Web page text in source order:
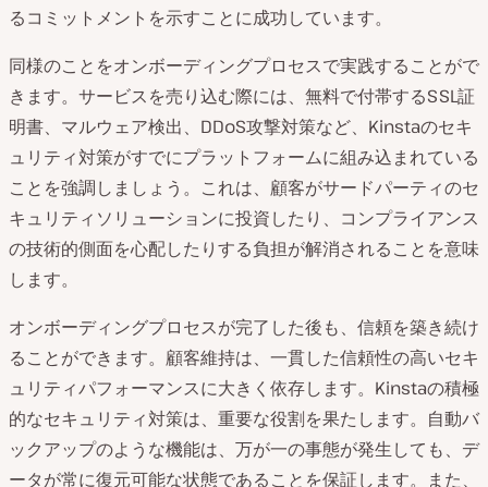
るコミットメントを示すことに成功しています。
同様のことをオンボーディングプロセスで実践することがで
きます。サービスを売り込む際には、無料で付帯するSSL証
明書、マルウェア検出、DDoS攻撃対策など、Kinstaのセキ
ュリティ対策がすでにプラットフォームに組み込まれている
ことを強調しましょう。これは、顧客がサードパーティのセ
キュリティソリューションに投資したり、コンプライアンス
の技術的側面を心配したりする負担が解消されることを意味
します。
オンボーディングプロセスが完了した後も、信頼を築き続け
ることができます。顧客維持は、一貫した信頼性の高いセキ
ュリティパフォーマンスに大きく依存します。Kinstaの積極
的なセキュリティ対策は、重要な役割を果たします。自動バ
ックアップのような機能は、万が一の事態が発生しても、デ
ータが常に復元可能な状態であることを保証します。また、